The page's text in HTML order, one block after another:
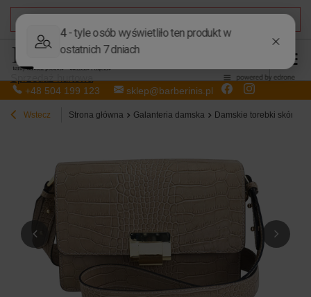
+48 504 199 123 sklep@barberinis.pl
Wstecz Strona główna Galanteria damska Damskie torebki